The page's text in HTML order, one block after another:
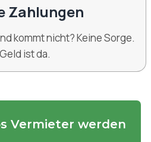
Zahlungen
kommt nicht? Keine Sorge.
ist da.
Vermieter werden